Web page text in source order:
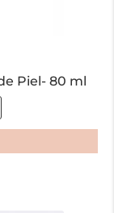
Piel- 80 ml